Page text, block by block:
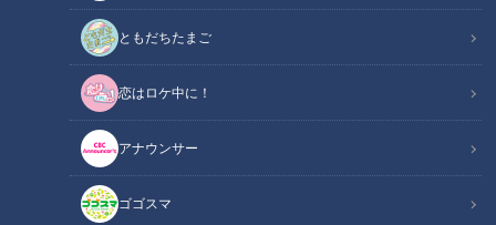
ともだちたまご
恋はロケ中に！
アナウンサー
ゴゴスマ